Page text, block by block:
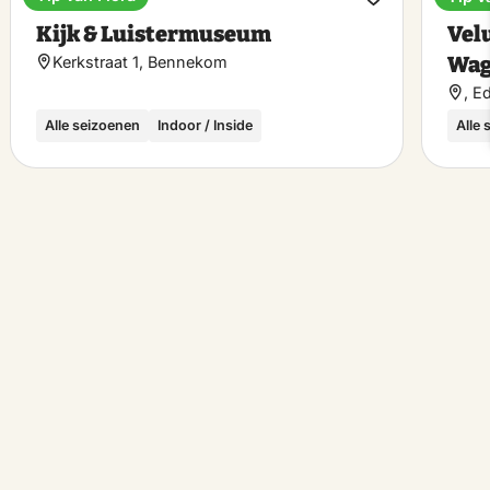
Kijk & Luistermuseum
Kerkstraat 1, Bennekom
Alle seizoenen Indoor / Inside
Make
,
Alle